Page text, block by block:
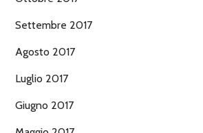
Settembre 2017
Agosto 2017
Luglio 2017
Giugno 2017